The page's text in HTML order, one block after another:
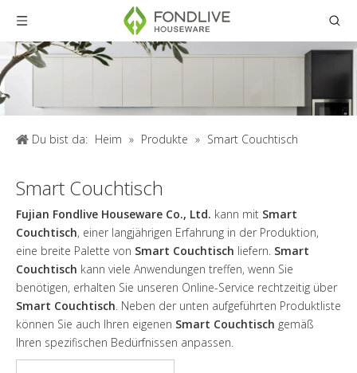
Du bist da: Heim » Produkte » Smart Couchtisch
Smart Couchtisch
Fujian Fondlive Houseware Co., Ltd. kann mit Smart
Couchtisch, einer langjährigen Erfahrung in der Produktion,
eine breite Palette von Smart Couchtisch liefern. Smart
Couchtisch kann viele Anwendungen treffen, wenn Sie
benötigen, erhalten Sie unseren Online-Service rechtzeitig über
Smart Couchtisch. Neben der unten aufgeführten Produktliste
können Sie auch Ihren eigenen Smart Couchtisch gemäß
Ihren spezifischen Bedürfnissen anpassen.